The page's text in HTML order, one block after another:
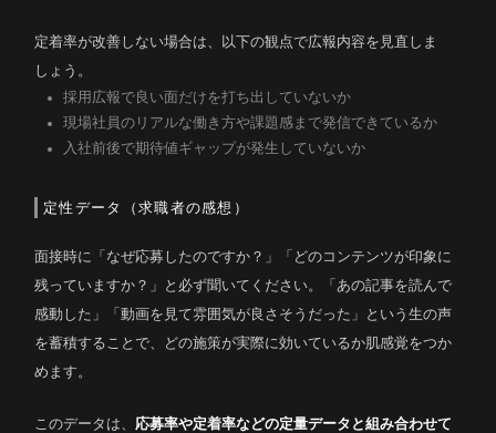
定着率が改善しない場合は、以下の観点で広報内容を見直しま
しょう。
採用広報で良い面だけを打ち出していないか
現場社員のリアルな働き方や課題感まで発信できているか
入社前後で期待値ギャップが発生していないか
定性データ（求職者の感想）
面接時に「なぜ応募したのですか？」「どのコンテンツが印象に
残っていますか？」と必ず聞いてください。「あの記事を読んで
感動した」「動画を見て雰囲気が良さそうだった」という生の声
を蓄積することで、どの施策が実際に効いているか肌感覚をつか
めます。
このデータは、 応募率や定着率などの定量データと組み合わせて